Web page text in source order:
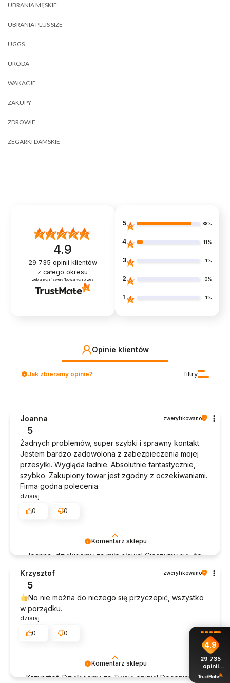
UBRANIA MĘSKIE
UBRANIA PLUS SIZE
UGGS
URODA
WAKACJE
ZAKUPY
ZDROWIE
ZEGARKI DAMSKIE
4.9
29 735 opinii klientów
z całego okresu
zebranych i zweryfikowanych przez
5 88%
4 11%
3 1%
2 0%
1 1%
Opinie klientów
filtry
Jak zbieramy opinie?
Komentarz sklepu
Joanna, dziękujemy za miłe słowa! Cieszymy się, że
możemy zapewnić odpowiednią obsługę tak
świetnym klientom. Dziękujemy raz jeszcze!
Joanna zweryfikowano
5
Żadnych problemów, super szybki i sprawny kontakt.
Jestem bardzo zadowolona z zabezpieczenia mojej
przesyłki. Wygląda ładnie. Absolutnie fantastycznie,
szybko. Zakupiony towar jest zgodny z oczekiwaniami.
Firma godna polecenia.
dzisiaj
0
0
Komentarz sklepu
Krzysztof, Dziękujemy za Twoją opinię! Doceniamy
Krzysztof zweryfikowano
5
No nie można do niczego się przyczepić, wszystko
w porządku.
dzisiaj
0
0
4.9
29 735
opinii
z całego
okresu